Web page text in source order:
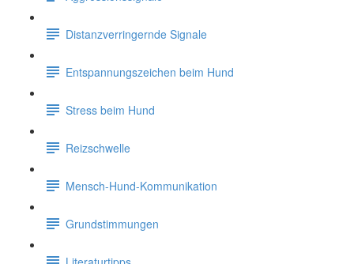
Distanzverringernde Signale
Entspannungszeichen beim Hund
Stress beim Hund
Reizschwelle
Mensch-Hund-Kommunikation
Grundstimmungen